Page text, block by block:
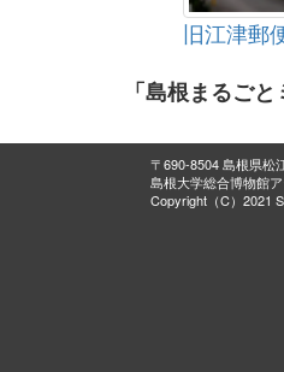
旧江津郵
「島根まるご
〒690-8504 島根県松
島根大学総合博物館
Copyright（C）2021